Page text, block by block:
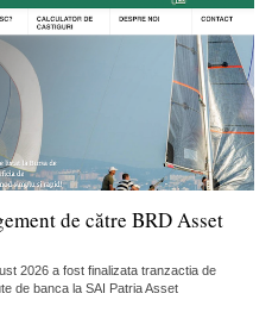
de către BRD Asset
2026 a fost finalizata tranzactia de
de banca la SAI Patria Asset